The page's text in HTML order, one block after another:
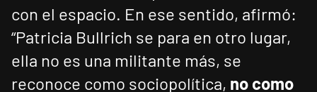
con el espacio. En ese sentido, afirmó:
“Patricia Bullrich se para en otro lugar,
ella no es una militante más, se
reconoce como sociopolítica, no como